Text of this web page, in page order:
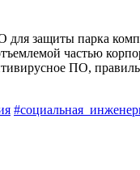
защиты парка
частью
ПО,